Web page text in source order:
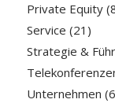
Private Equity
Service (21)
Strategie &
Unternehmen